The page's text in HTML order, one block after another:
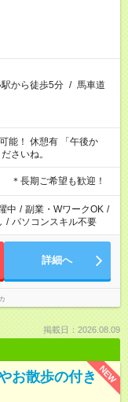
から徒歩5分 / 馬車道
憩有 「午後か
さいね。
＊長期ご希望も歓迎！
中 / 副業・WワークOK /
/ パソコンスキル不要
詳細へ
掲載日：2026.08.09
NEW
お散歩の付き